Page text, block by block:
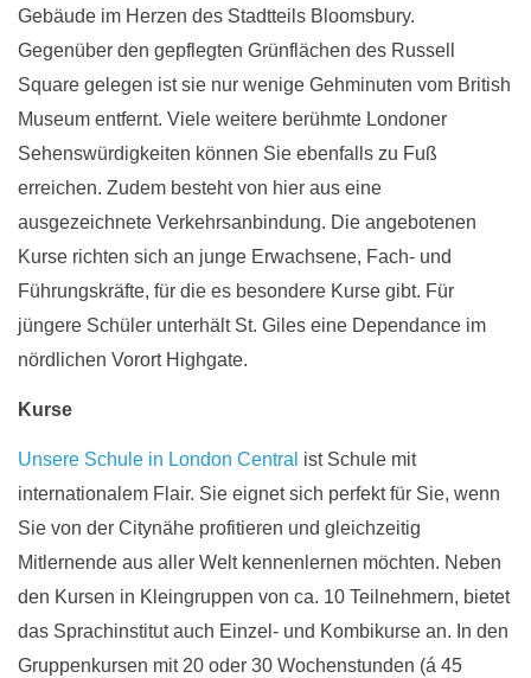
Gebäude im Herzen des Stadtteils Bloomsbury.
Gegenüber den gepflegten Grünflächen des Russell
Square gelegen ist sie nur wenige Gehminuten vom British
Museum entfernt. Viele weitere berühmte Londoner
Sehenswürdigkeiten können Sie ebenfalls zu Fuß
erreichen. Zudem besteht von hier aus eine
ausgezeichnete Verkehrsanbindung. Die angebotenen
Kurse richten sich an junge Erwachsene, Fach- und
Führungskräfte, für die es besondere Kurse gibt. Für
jüngere Schüler unterhält St. Giles eine Dependance im
nördlichen Vorort Highgate.
Kurse
Unsere Schule in London Central ist Schule mit
internationalem Flair. Sie eignet sich perfekt für Sie, wenn
Sie von der Citynähe profitieren und gleichzeitig
Mitlernende aus aller Welt kennenlernen möchten. Neben
den Kursen in Kleingruppen von ca. 10 Teilnehmern, bietet
das Sprachinstitut auch Einzel- und Kombikurse an. In den
Gruppenkursen mit 20 oder 30 Wochenstunden (á 45